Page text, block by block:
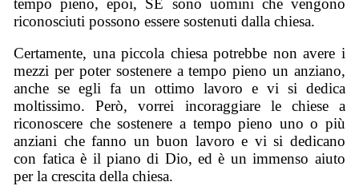
tempo pieno, epoi, SE sono uomini che vengono
riconosciuti possono essere sostenuti dalla chiesa.
Certamente, una piccola chiesa potrebbe non avere i
mezzi per poter sostenere a tempo pieno un anziano,
anche se egli fa un ottimo lavoro e vi si dedica
moltissimo. Però, vorrei incoraggiare le chiese a
riconoscere che sostenere a tempo pieno uno o più
anziani che fanno un buon lavoro e vi si dedicano
con fatica è il piano di Dio, ed è un immenso aiuto
per la crescita della chiesa.